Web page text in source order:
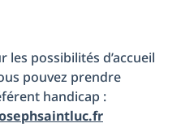
possibilités d’accueil
pouvez prendre
handicap :